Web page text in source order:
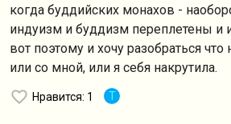
когда буддийских монахов -
индуизм и буддизм переплетены и
вот поэтому и хочу разобраться
или со мной, или я себя накрутила.
Нравится: 1 T